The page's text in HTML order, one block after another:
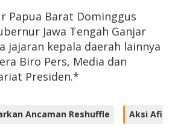
Papua Barat Dominggus
Jawa Tengah Ganjar
jajaran kepala daerah lainnya
Biro Pers, Media dan
Presiden.*
Ancaman Reshuffle Aksi